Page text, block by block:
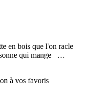
en bois que l'on racle
qui mange –…